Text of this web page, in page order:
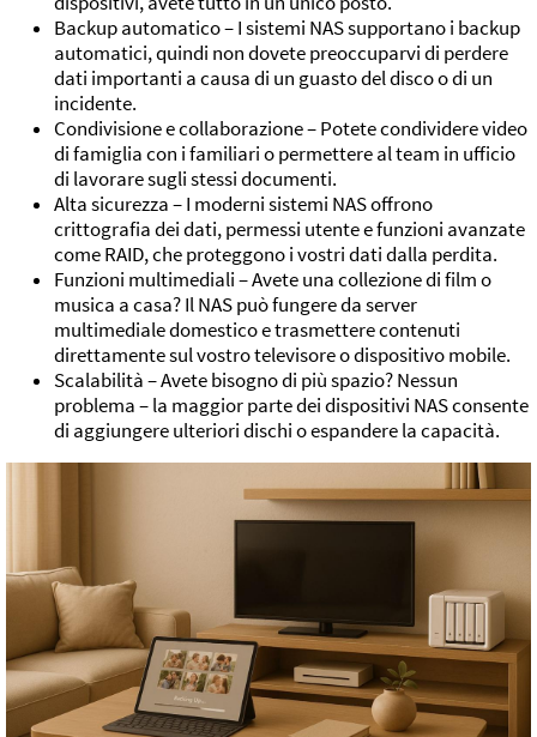
Backup automatico – I sistemi NAS supportano i backup
automatici, quindi non dovete preoccuparvi di perdere
dati importanti a causa di un guasto del disco o di un
incidente.
Condivisione e collaborazione – Potete condividere video
di famiglia con i familiari o permettere al team in ufficio
di lavorare sugli stessi documenti.
Alta sicurezza – I moderni sistemi NAS offrono
crittografia dei dati, permessi utente e funzioni avanzate
come RAID, che proteggono i vostri dati dalla perdita.
Funzioni multimediali – Avete una collezione di film o
musica a casa? Il NAS può fungere da server
multimediale domestico e trasmettere contenuti
direttamente sul vostro televisore o dispositivo mobile.
Scalabilità – Avete bisogno di più spazio? Nessun
problema – la maggior parte dei dispositivi NAS consente
di aggiungere ulteriori dischi o espandere la capacità.